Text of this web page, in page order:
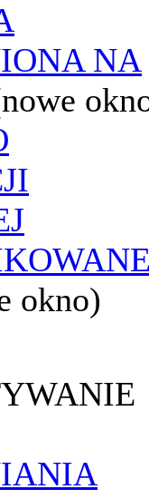
NA
okno)